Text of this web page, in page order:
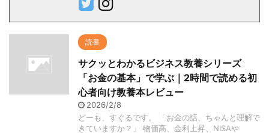
読書
サクッとわかるビジネス教養シリーズ
「お金の基本」で学ぶ｜2時間で読める初
心者向け教養本レビュー
2026/2/8
どーも、すぐるです。 「お金の話、ちゃんと理解で
きていますか？」 物価高、金利上昇、NISAや